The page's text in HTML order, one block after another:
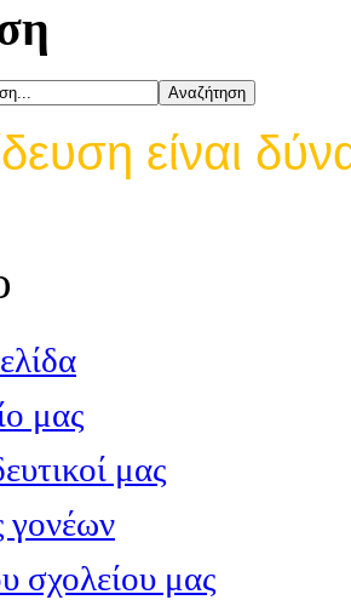
είναι
μας
μας
γονέων
σχολείου μας